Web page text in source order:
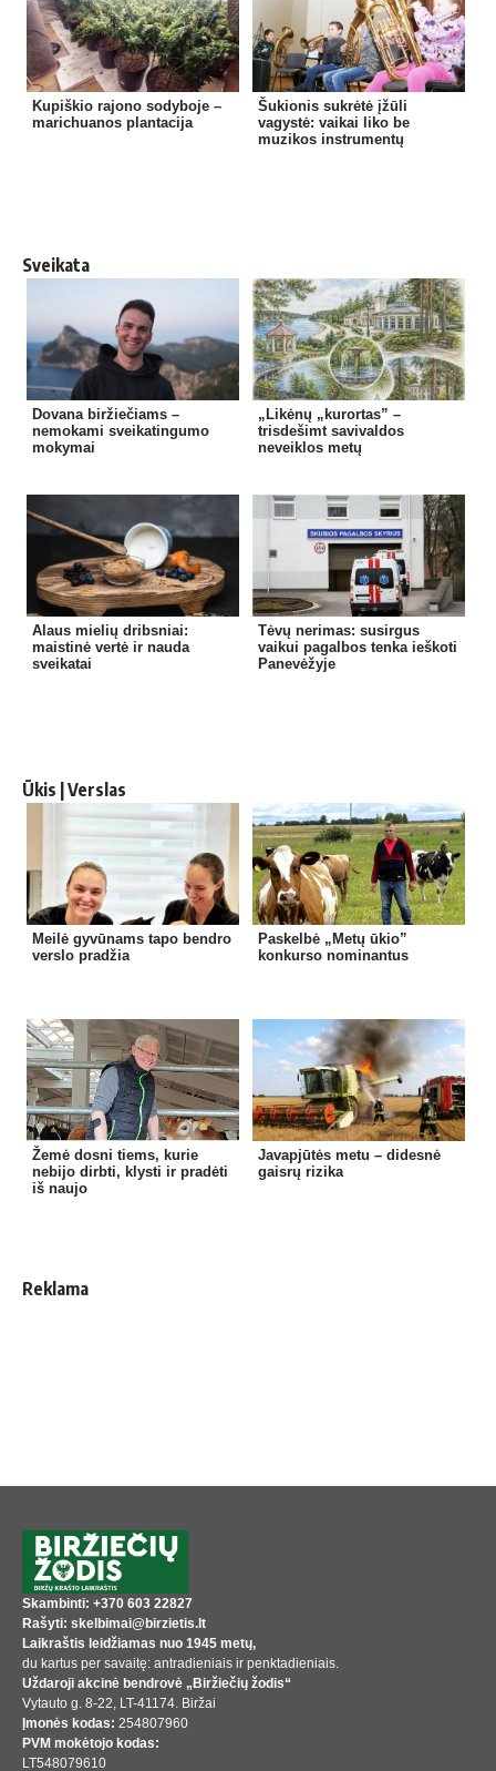
Kupiškio rajono sodyboje –
marichuanos plantacija
Šukionis sukrėtė įžūli
vagystė: vaikai liko be
muzikos instrumentų
Sveikata
Dovana biržiečiams –
nemokami sveikatingumo
mokymai
„Likėnų „kurortas” –
trisdešimt savivaldos
neveiklos metų
Alaus mielių dribsniai:
maistinė vertė ir nauda
sveikatai
Tėvų nerimas: susirgus
vaikui pagalbos tenka ieškoti
Panevėžyje
Ūkis | Verslas
Meilė gyvūnams tapo bendro
verslo pradžia
Paskelbė „Metų ūkio”
konkurso nominantus
Žemė dosni tiems, kurie
nebijo dirbti, klysti ir pradėti
iš naujo
Javapjūtės metu – didesnė
gaisrų rizika
Reklama
Skambinti: +370 603 22827
Rašyti: skelbimai@birzietis.lt
Laikraštis leidžiamas nuo 1945 metų,
du kartus per savaitę: antradieniais ir penktadieniais.
Uždaroji akcinė bendrovė „Biržiečių žodis“
Vytauto g. 8-22, LT-41174. Biržai
Įmonės kodas: 254807960
PVM mokėtojo kodas:
LT548079610